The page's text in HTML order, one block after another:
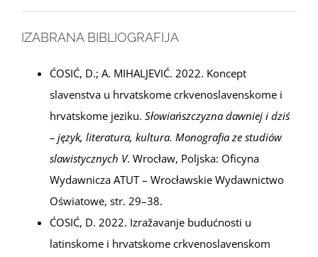
IZABRANA BIBLIOGRAFIJA
ĆOSIĆ, D.; A. MIHALJEVIĆ. 2022. Koncept
slavenstva u hrvatskome crkvenoslavenskome i
hrvatskome jeziku. Słowiańszczyzna dawniej i dziś
– język, literatura, kultura. Monografia ze studiów
slawistycznych V. Wrocław, Poljska: Oficyna
Wydawnicza ATUT – Wrocławskie Wydawnictwo
Oświatowe, str. 29–38.
ĆOSIĆ, D. 2022. Izražavanje budućnosti u
latinskome i hrvatskome crkvenoslavenskom